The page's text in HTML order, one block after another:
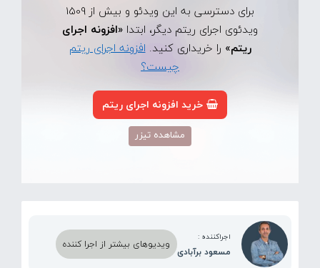
برای دسترسی به این ویدئو و بیش از 1509
ویدئوی اجرای ریتم دیگر، ابتدا «افزونه اجرای
ریتم» را خریداری کنید.افزونه اجرای ریتم
چیست؟
خرید افزونه اجرای ریتم
مشاهده تیزر
اجراکننده :
مسعود برآبادی
ویدیوهای بیشتر از اجرا کننده